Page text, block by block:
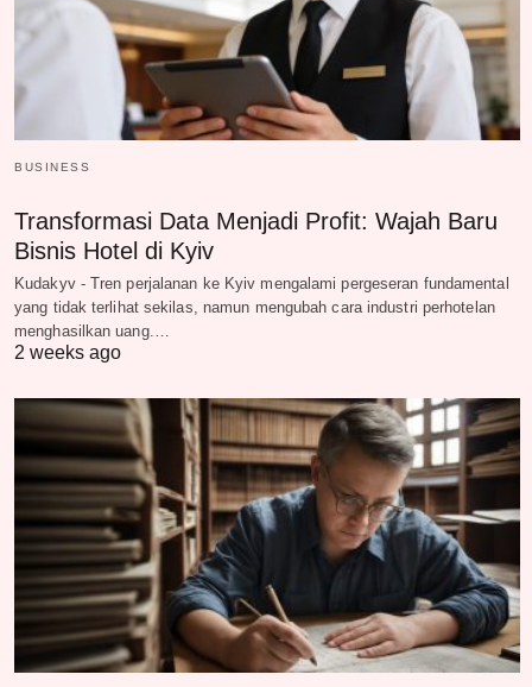
BUSINESS
Transformasi Data Menjadi Profit: Wajah Baru
Bisnis Hotel di Kyiv
Kudakyv - Tren perjalanan ke Kyiv mengalami pergeseran fundamental
yang tidak terlihat sekilas, namun mengubah cara industri perhotelan
menghasilkan uang.…
2 weeks ago